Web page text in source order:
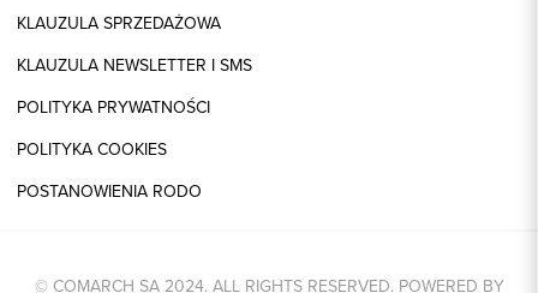
KLAUZULA SPRZEDAŻOWA
KLAUZULA NEWSLETTER I SMS
POLITYKA PRYWATNOŚCI
POLITYKA COOKIES
POSTANOWIENIA RODO
© COMARCH SA 2024. ALL RIGHTS RESERVED. POWERED BY